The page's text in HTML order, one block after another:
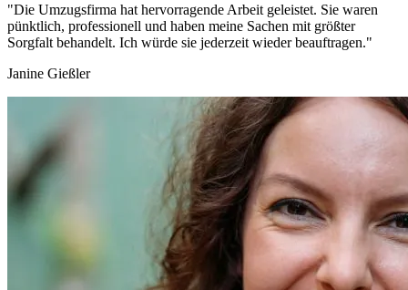
"Die Umzugsfirma hat hervorragende Arbeit geleistet. Sie waren
pünktlich, professionell und haben meine Sachen mit größter
Sorgfalt behandelt. Ich würde sie jederzeit wieder beauftragen."
Janine Gießler